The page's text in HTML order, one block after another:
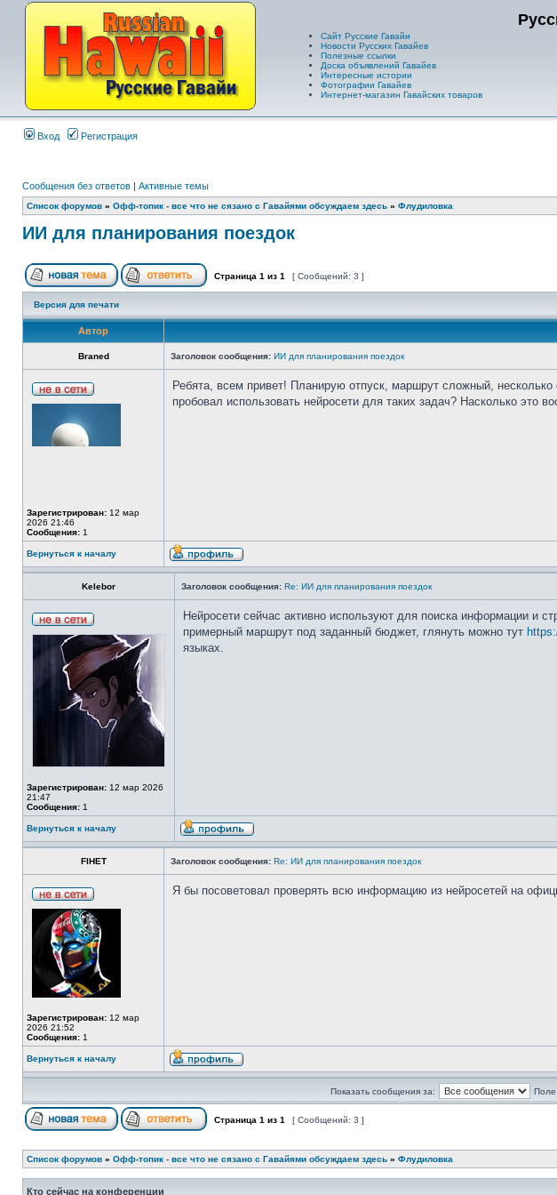
Сайт Русские Гавайи
Новости Русских Гавайев
Полезные ссылки
Доска объявлений Гавайев
Интересные истории
Фотографии Гавайев
Интернет-магазин Гавайских товаров
Вход Регистрация
Сообщения без ответов | Активные темы
Список форумов » Офф-топик - все что не сязано с Гавайями обсуждаем здесь » Флудиловка
ИИ для планирования поездок
Страница 1 из 1 [ Сообщений: 3 ]
Версия для печати
Автор
Braned Заголовок сообщения: ИИ для планирования поездок
Зарегистрирован: 12 мар
2026 21:46
Сообщения: 1
Ребята, всем привет! Планирую отпуск, маршрут сложный,
пробовал использовать нейросети для таких задач? Насколько это
Вернуться к началу
Kelebor Заголовок сообщения: Re: ИИ для планирования поездок
Зарегистрирован: 12 мар 2026
21:47
Сообщения: 1
Нейросети сейчас активно используют для поиска информации и
примерный маршрут под заданный бюджет, глянуть можно тут
языках.
Вернуться к началу
FIHET Заголовок сообщения: Re: ИИ для планирования поездок
Зарегистрирован: 12 мар
2026 21:52
Сообщения: 1
Я бы посоветовал проверять всю информацию из нейросетей на
Вернуться к началу
Показать сообщения за: Поле
Страница 1 из 1 [ Сообщений: 3 ]
Список форумов » Офф-топик - все что не сязано с Гавайями обсуждаем здесь » Флудиловка
Кто сейчас на конференции